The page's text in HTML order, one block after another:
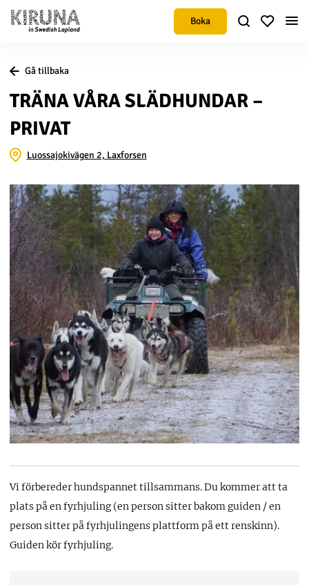
Boka
Gå tillbaka
TRÄNA VÅRA SLÄDHUNDAR –
PRIVAT
Luossajokivägen 2, Laxforsen
Vi förbereder hundspannet tillsammans. Du kommer att ta
plats på en fyrhjuling (en person sitter bakom guiden / en
person sitter på fyrhjulingens plattform på ett renskinn).
Guiden kör fyrhjuling.